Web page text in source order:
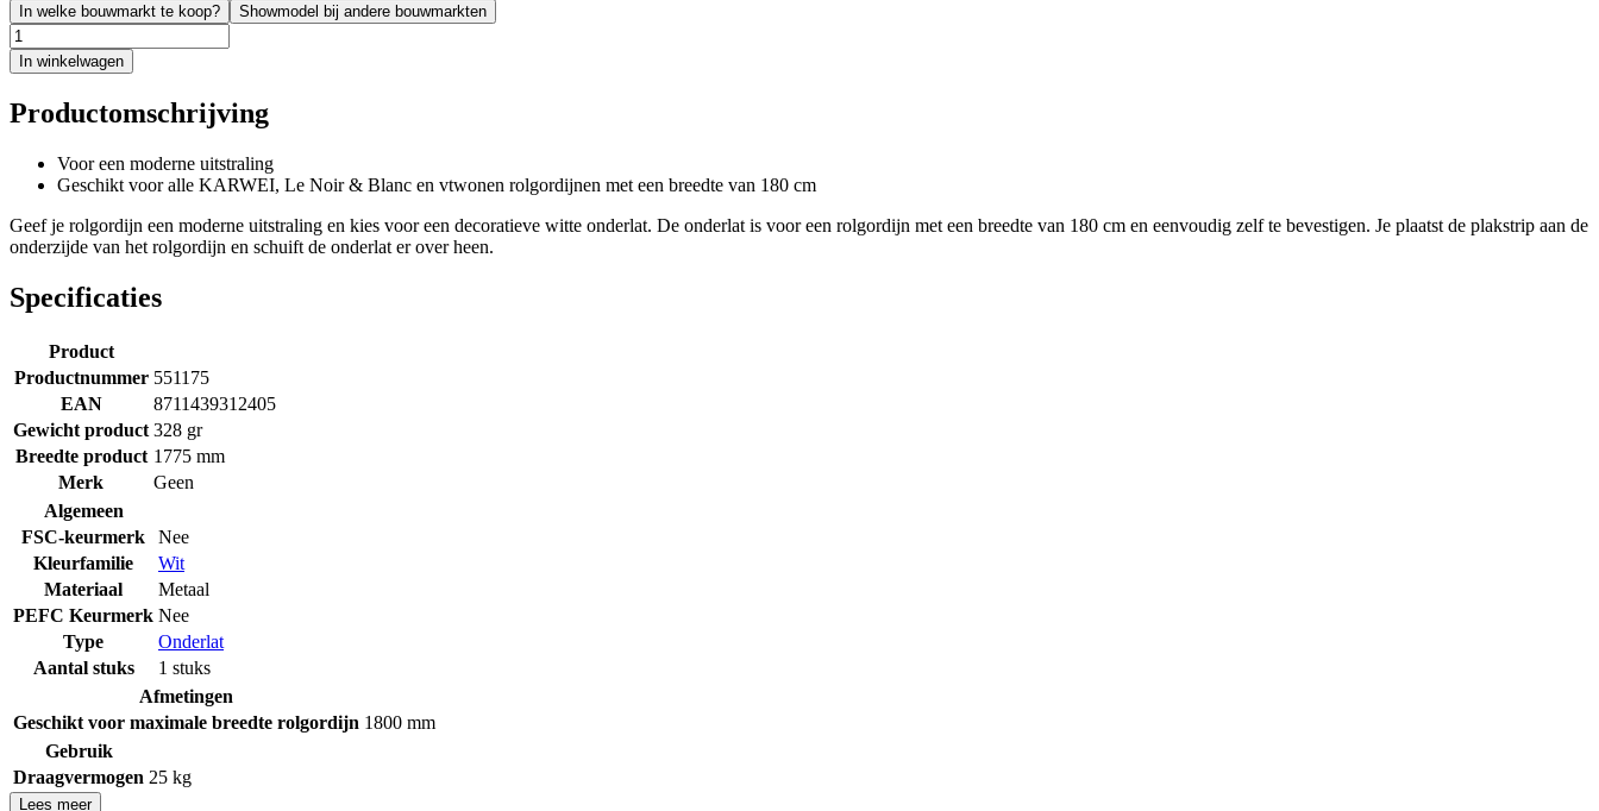
In welke bouwmarkt te koop? Showmodel bij andere bouwmarkten
In winkelwagen
Productomschrijving
Voor een moderne uitstraling
Geschikt voor alle KARWEI, Le Noir & Blanc en vtwonen rolgordijnen met een breedte van 180 cm
Geef je rolgordijn een moderne uitstraling en kies voor een decoratieve witte onderlat. De onderlat is voor een rolgordijn met een breedte van 180 cm en eenvoudig zelf te bevestigen. Je plaatst de plakstrip aan de
onderzijde van het rolgordijn en schuift de onderlat er over heen.
Specificaties
Product
Productnummer 551175
EAN
8711439312405
Gewicht product 328 gr
Breedte product 1775 mm
Merk
Geen
Algemeen
FSC-keurmerk
Nee
Kleurfamilie
Wit
Materiaal
Metaal
PEFC Keurmerk Nee
Type
Onderlat
Aantal stuks
1 stuks
Afmetingen
Geschikt voor maximale breedte rolgordijn 1800 mm
Gebruik
Draagvermogen 25 kg
Lees meer